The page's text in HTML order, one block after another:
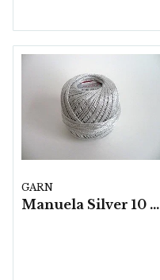
GARN
Manuela Silver 10 nystan á 25gram